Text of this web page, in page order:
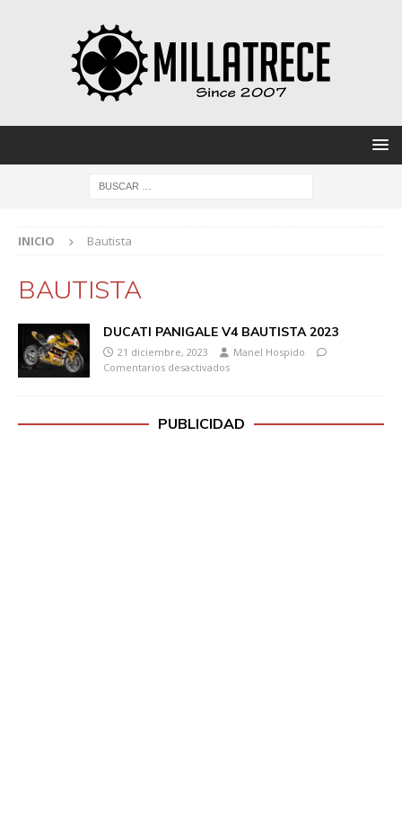
INICIO Bautista
BAUTISTA
DUCATI PANIGALE V4 BAUTISTA 2023
21 diciembre, 2023
Manel Hospido
Comentarios desactivados
PUBLICIDAD